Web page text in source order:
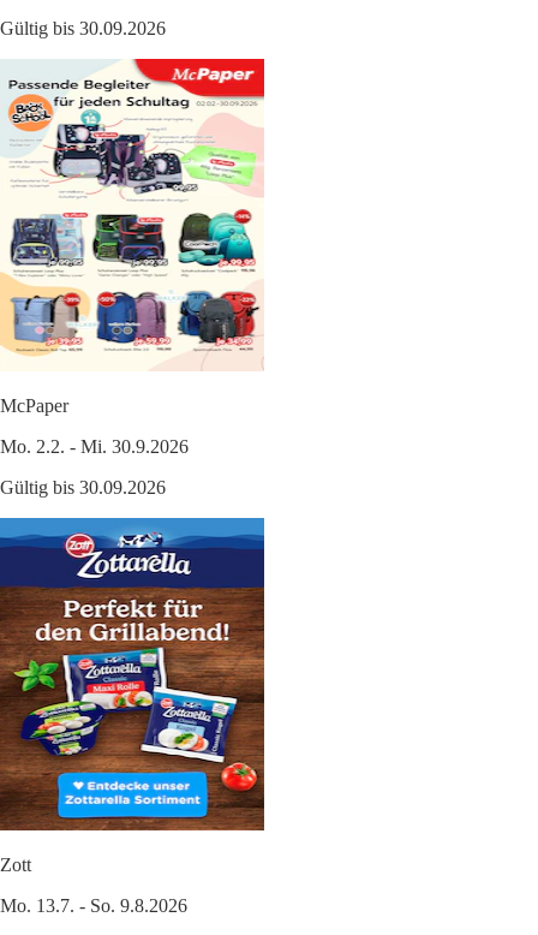
Gültig bis 30.09.2026
McPaper
Mo. 2.2. - Mi. 30.9.2026
Gültig bis 30.09.2026
Zott
Mo. 13.7. - So. 9.8.2026